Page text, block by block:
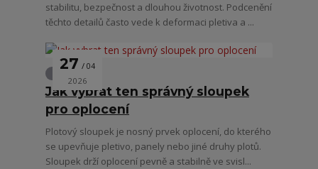
stabilitu, bezpečnost a dlouhou životnost. Podcenění
těchto detailů často vede k deformaci pletiva a ...
27 04
2026
Jak vybrat ten správný sloupek
pro oplocení
Plotový sloupek je nosný prvek oplocení, do kterého
se upevňuje pletivo, panely nebo jiné druhy plotů.
Sloupek drží oplocení pevně a stabilně ve svisl...